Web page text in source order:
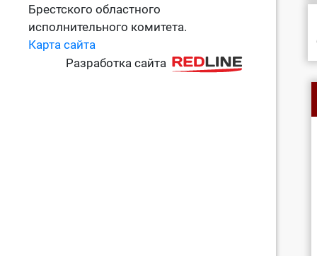
Брестского областного
исполнительного комитета.
Карта сайта
Разработка сайта